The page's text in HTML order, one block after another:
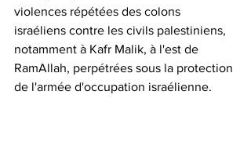
violences répétées des colons
israéliens contre les civils palestiniens,
notamment à Kafr Malik, à l'est de
RamAllah, perpétrées sous la protection
de l'armée d'occupation israélienne.